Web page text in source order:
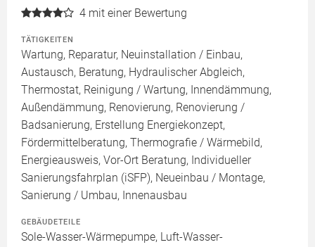
4 mit einer Bewertung
TÄTIGKEITEN
Wartung, Reparatur, Neuinstallation / Einbau,
Austausch, Beratung, Hydraulischer Abgleich,
Thermostat, Reinigung / Wartung, Innendämmung,
Außendämmung, Renovierung, Renovierung /
Badsanierung, Erstellung Energiekonzept,
Fördermittelberatung, Thermografie / Wärmebild,
Energieausweis, Vor-Ort Beratung, Individueller
Sanierungsfahrplan (iSFP), Neueinbau / Montage,
Sanierung / Umbau, Innenausbau
GEBÄUDETEILE
Sole-Wasser-Wärmepumpe, Luft-Wasser-